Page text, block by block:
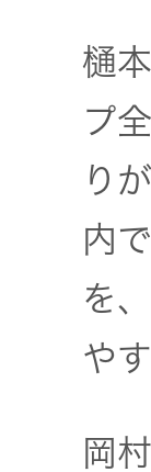
樋
プ
り
内
を
や
岡